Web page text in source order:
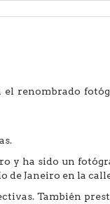
renombrado
y ha sido un
de Janeiro en la
También